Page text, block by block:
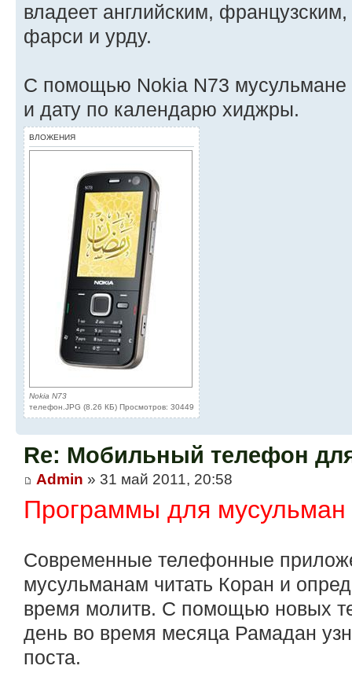
владеет английским,
фарси и урду.
С помощью Nokia N73 мусульмане
и дату по календарю хиджры.
ВЛОЖЕНИЯ
Nokia N73
телефон.JPG (8.26 КБ) Просмотров: 30449
Re: Мобильный телефон
Admin » 31 май 2011, 20:58
Программы для мусульман
Современные телефонные
мусульманам читать Коран и
время молитв. С помощью новых
день во время месяца Рамадан
поста.